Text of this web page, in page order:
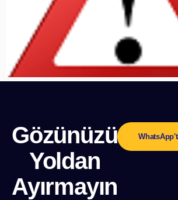
Gözünüzü
Yoldan
Ayırmayın